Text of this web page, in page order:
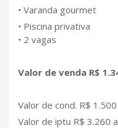
• Varanda gourmet
• Piscina privativa
• 2 vagas
Valor de venda R$
Valor de cond. R$ 1.500
Valor de iptu R$ 3.260